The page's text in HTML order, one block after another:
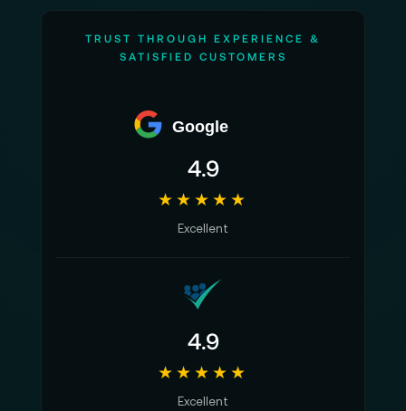
TRUST THROUGH EXPERIENCE &
SATISFIED CUSTOMERS
Google
4.9
★★★★★
Excellent
4.9
★★★★★
Excellent